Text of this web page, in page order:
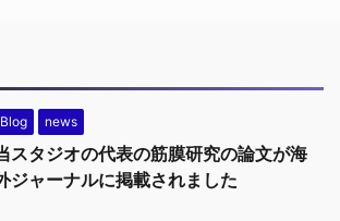
Blog news
スタジオの代表の筋膜研究の論文が海
ジャーナルに掲載されました